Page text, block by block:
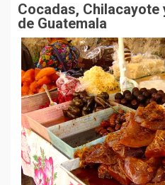
Cocadas,
de Guatemala